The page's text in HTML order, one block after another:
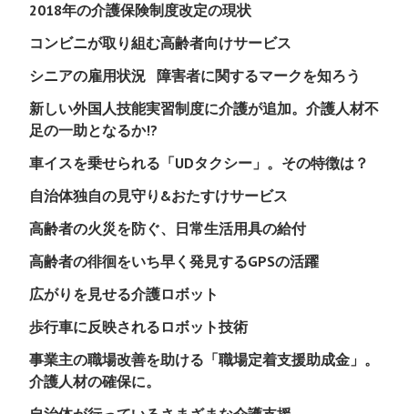
2018年の介護保険制度改定の現状
コンビニが取り組む高齢者向けサービス
シニアの雇用状況
障害者に関するマークを知ろう
新しい外国人技能実習制度に介護が追加。介護人材不
足の一助となるか!?
車イスを乗せられる「UDタクシー」。その特徴は？
自治体独自の見守り&おたすけサービス
高齢者の火災を防ぐ、日常生活用具の給付
高齢者の徘徊をいち早く発見するGPSの活躍
広がりを見せる介護ロボット
歩行車に反映されるロボット技術
事業主の職場改善を助ける「職場定着支援助成金」。
介護人材の確保に。